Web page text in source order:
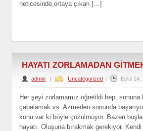
neticesinde,ortaya çıkan […]
HAYATI ZORLAMADAN
admin | Uncategorized | Eylül 24,
Her şeyi zorlamamız öğretildi hep, sonuna
çabalamak vs. Azmeden sonunda
konu var ki böyle çözülmüyor. Bazen
hayatı. Oluşuna bırakmak gerekiyor. Kendi